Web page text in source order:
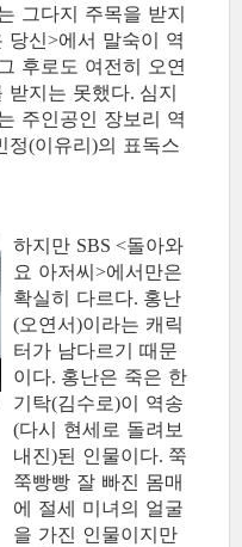
그다지 주목을 받지
당신>에서 말숙이 역
후로도 여전히 오연
받지는 못했다. 심지
주인공인 장보리 역
정(이유리)의 표독스
하지만 SBS <돌아와
요 아저씨>에서만은
확실히 다르다. 홍난
(오연서)이라는 캐릭
터가 남다르기 때문
이다. 홍난은 죽은 한
기탁(김수로)이 역송
(다시 현세로 돌려보
내진)된 인물이다. 쭉
쭉빵빵 잘 빠진 몸매
에 절세 미녀의 얼굴
을 가진 인물이지만